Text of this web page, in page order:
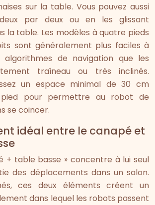
sur la table. Vous pouvez aussi
par deux ou en les glissant
la table. Les modèles à quatre pieds
sont généralement plus faciles à
de navigation que les
traîneau ou très inclinés.
un espace minimal de 30 cm
pour permettre au robot de
se coincer.
idéal entre le canapé et
+ table basse » concentre à lui seul
des déplacements dans un salon.
ces deux éléments créent un
dans lequel les robots passent